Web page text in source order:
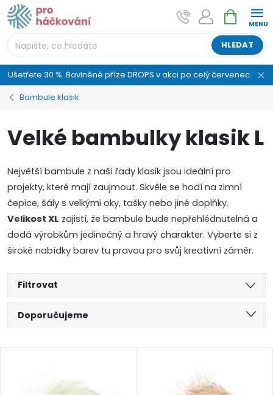
Přejít
na
obsah
HLEDAT
NÁKUPNÍ
KOŠÍK
Ušetřete 30 %. Bavlněné příze DROPS v akci po celý červenec.
Bambule klasik
Velké bambulky klasik L
Největší bambule z naší řady klasik jsou ideální pro
projekty, které mají zaujmout. Skvěle se hodí na zimní
čepice, šály s velkými oky, tašky nebo jiné doplňky.
Velikost XL zajistí, že bambule bude nepřehlédnutelná a
dodá výrobkům jedinečný a hravý charakter. Vyberte si z
široké nabídky barev tu pravou pro svůj kreativní záměr.
Filtrovat
Ř
a
Doporučujeme
Abecedně
AI asistent "pani Klubíčková" –
ProHackovani.cz
Jsme e-shop s více než osmiletou tradicí a máme pro
vás připraveno více než 25 tisíc produktů. Vše skladem,
připravené k odeslání.